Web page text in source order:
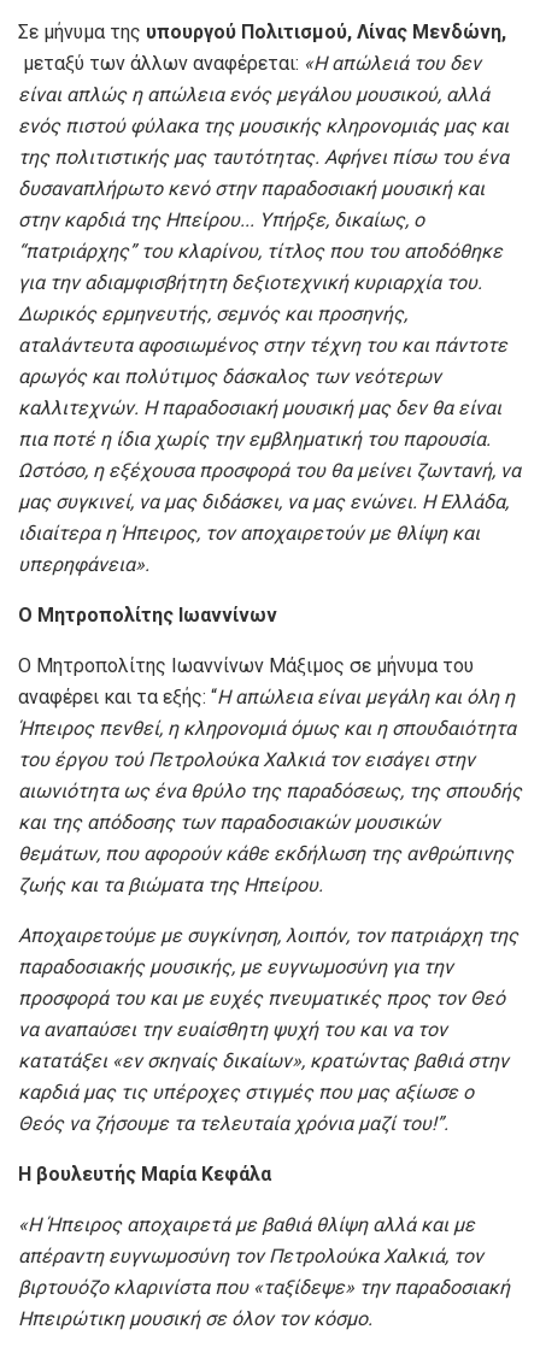
Σε μήνυμα της υπουργού Πολιτισμού, Λίνας Μενδώνη,
μεταξύ των άλλων αναφέρεται: «Η απώλειά του δεν
είναι απλώς η απώλεια ενός μεγάλου μουσικού, αλλά
ενός πιστού φύλακα της μουσικής κληρονομιάς μας και
της πολιτιστικής μας ταυτότητας. Αφήνει πίσω του ένα
δυσαναπλήρωτο κενό στην παραδοσιακή μουσική και
στην καρδιά της Ηπείρου... Υπήρξε, δικαίως, ο
“πατριάρχης” του κλαρίνου, τίτλος που του αποδόθηκε
για την αδιαμφισβήτητη δεξιοτεχνική κυριαρχία του.
Δωρικός ερμηνευτής, σεμνός και προσηνής,
αταλάντευτα αφοσιωμένος στην τέχνη του και πάντοτε
αρωγός και πολύτιμος δάσκαλος των νεότερων
καλλιτεχνών. Η παραδοσιακή μουσική μας δεν θα είναι
πια ποτέ η ίδια χωρίς την εμβληματική του παρουσία.
Ωστόσο, η εξέχουσα προσφορά του θα μείνει ζωντανή, να
μας συγκινεί, να μας διδάσκει, να μας ενώνει. Η Ελλάδα,
ιδιαίτερα η Ήπειρος, τον αποχαιρετούν με θλίψη και
υπερηφάνεια».
Ο Μητροπολίτης Ιωαννίνων
Ο Μητροπολίτης Ιωαννίνων Μάξιμος σε μήνυμα του
αναφέρει και τα εξής: “Η απώλεια είναι μεγάλη και όλη η
Ήπειρος πενθεί, η κληρονομιά όμως και η σπουδαιότητα
του έργου τού Πετρολούκα Χαλκιά τον εισάγει στην
αιωνιότητα ως ένα θρύλο της παραδόσεως, της σπουδής
και της απόδοσης των παραδοσιακών μουσικών
θεμάτων, που αφορούν κάθε εκδήλωση της ανθρώπινης
ζωής και τα βιώματα της Ηπείρου.
Αποχαιρετούμε με συγκίνηση, λοιπόν, τον πατριάρχη της
παραδοσιακής μουσικής, με ευγνωμοσύνη για την
προσφορά του και με ευχές πνευματικές προς τον Θεό
να αναπαύσει την ευαίσθητη ψυχή του και να τον
κατατάξει «εν σκηναίς δικαίων», κρατώντας βαθιά στην
καρδιά μας τις υπέροχες στιγμές που μας αξίωσε ο
Θεός να ζήσουμε τα τελευταία χρόνια μαζί του!”.
Η βουλευτής Μαρία Κεφάλα
«Η Ήπειρος αποχαιρετά με βαθιά θλίψη αλλά και με
απέραντη ευγνωμοσύνη τον Πετρολούκα Χαλκιά, τον
βιρτουόζο κλαρινίστα που «ταξίδεψε» την παραδοσιακή
Ηπειρώτικη μουσική σε όλον τον κόσμο.